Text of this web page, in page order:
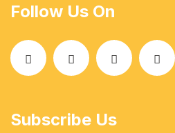
Follow Us On
Subscribe Us